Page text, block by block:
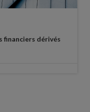
financiers dérivés